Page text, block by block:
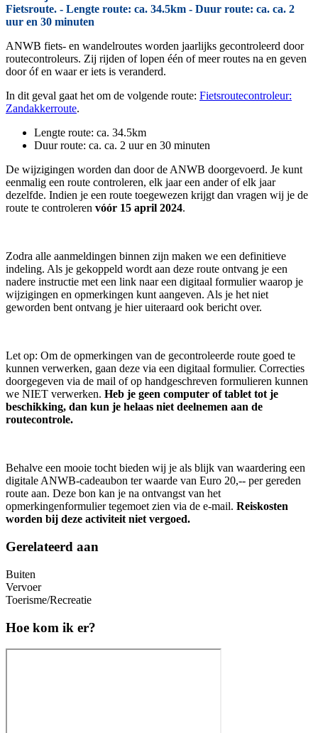
Fietsroute. - Lengte route: ca. 34.5km - Duur route: ca. ca. 2
uur en 30 minuten
ANWB fiets- en wandelroutes worden jaarlijks gecontroleerd door
routecontroleurs. Zij rijden of lopen één of meer routes na en geven
door óf en waar er iets is veranderd.
In dit geval gaat het om de volgende route: Fietsroutecontroleur:
Zandakkerroute.
Lengte route: ca. 34.5km
Duur route: ca. ca. 2 uur en 30 minuten
De wijzigingen worden dan door de ANWB doorgevoerd. Je kunt
eenmalig een route controleren, elk jaar een ander of elk jaar
dezelfde. Indien je een route toegewezen krijgt dan vragen wij je de
route te controleren vóór 15 april 2024.
Zodra alle aanmeldingen binnen zijn maken we een definitieve
indeling. Als je gekoppeld wordt aan deze route ontvang je een
nadere instructie met een link naar een digitaal formulier waarop je
wijzigingen en opmerkingen kunt aangeven. Als je het niet
geworden bent ontvang je hier uiteraard ook bericht over.
Let op: Om de opmerkingen van de gecontroleerde route goed te
kunnen verwerken, gaan deze via een digitaal formulier. Correcties
doorgegeven via de mail of op handgeschreven formulieren kunnen
we NIET verwerken. Heb je geen computer of tablet tot je
beschikking, dan kun je helaas niet deelnemen aan de
routecontrole.
Behalve een mooie tocht bieden wij je als blijk van waardering een
digitale ANWB-cadeaubon ter waarde van Euro 20,-- per gereden
route aan. Deze bon kan je na ontvangst van het
opmerkingenformulier tegemoet zien via de e-mail. Reiskosten
worden bij deze activiteit niet vergoed.
Gerelateerd aan
Buiten
Vervoer
Toerisme/Recreatie
Hoe kom ik er?